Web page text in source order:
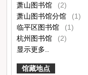
萧山图书馆
(2)
萧山图书馆分馆
(1)
临平区图书馆
(1)
杭州图书馆
(2)
显示更多..
馆藏地点